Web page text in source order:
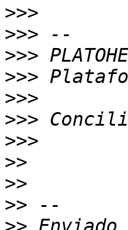
>>>
>>>
>>>
>>>
>>>
>>>
>>>
>>
>>
>>